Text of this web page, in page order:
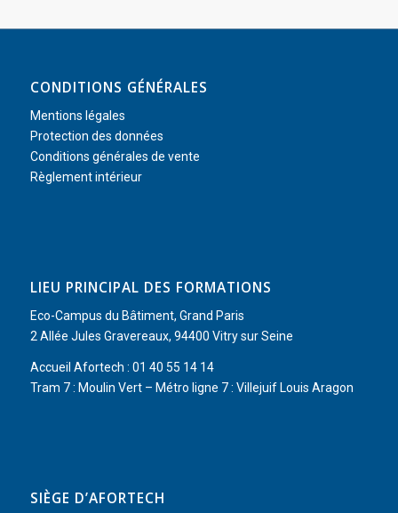
CONDITIONS GÉNÉRALES
Mentions légales
Protection des données
Conditions générales de vente
Règlement intérieur
LIEU PRINCIPAL DES FORMATIONS
Eco-Campus du Bâtiment, Grand Paris
2 Allée Jules Gravereaux, 94400 Vitry sur Seine
Accueil Afortech : 01 40 55 14 14
Tram 7 : Moulin Vert – Métro ligne 7 : Villejuif Louis Aragon
SIÈGE D’AFORTECH